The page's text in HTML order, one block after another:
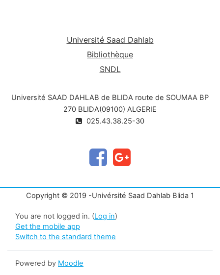
Université Saad Dahlab
Bibliothèque
SNDL
Université SAAD DAHLAB de BLIDA route de SOUMAA BP
270 BLIDA(09100) ALGERIE
025.43.38.25-30
Copyright © 2019 -Univérsité Saad Dahlab Blida 1
You are not logged in. (Log in)
Get the mobile app
Switch to the standard theme
Powered by Moodle